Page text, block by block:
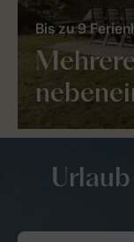
Bis zu 9